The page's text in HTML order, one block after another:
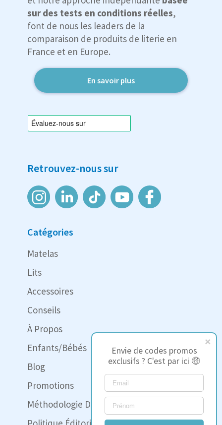
Envie de codes promos
exclusifs ? C'est par ici 🤑
sur des tests en conditions réelles,
font de nous les leaders de la
comparaison de produits de literie en
France et en Europe.
En savoir plus
Retrouvez-nous sur
Catégories
Matelas
Lits
Accessoires
Conseils
À Propos
Enfants/Bébés
Blog
Promotions
Méthodologie Des Tests